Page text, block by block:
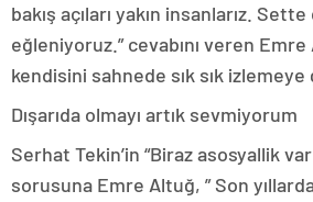
bakış açıları yakın insanlarız.
eğleniyoruz.” cevabını veren
kendisini sahnede sık sık
Dışarıda olmayı artık sevmiyorum
Serhat Tekin’in “Biraz asosyallik var
sorusuna Emre Altuğ, ” Son yıllarda